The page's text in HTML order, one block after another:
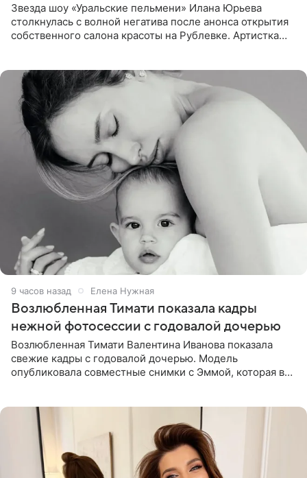
Звезда шоу «Уральские пельмени» Илана Юрьева
столкнулась с волной негатива после анонса открытия
собственного салона красоты на Рублевке. Артистка
9 часов назад Елена Нужная
Возлюбленная Тимати показала кадры
нежной фотосессии с годовалой дочерью
Возлюбленная Тимати Валентина Иванова показала
свежие кадры с годовалой дочерью. Модель
опубликовала совместные снимки с Эммой, которая в